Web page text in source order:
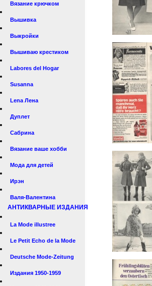
Вязание крючком
Вышивка
Выкройки
Вышиваю крестиком
Labores del Hogar
Susanna
Lena Лена
Дуплет
Сабрина
Вязание ваше хобби
Мода для детей
Ирэн
Валя-Валентина
АНТИКВАРНЫЕ ИЗДАНИЯ
La Mode illustree
Le Petit Echo de la Mode
Deutsche Mode-Zeitung
Издания 1950-1959